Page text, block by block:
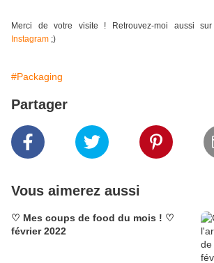
Merci de votre visite ! Retrouvez-moi aussi sur
Instagram ;)
#Packaging
Partager
Vous aimerez aussi
♡ Mes coups de food du mois ! ♡
février 2022